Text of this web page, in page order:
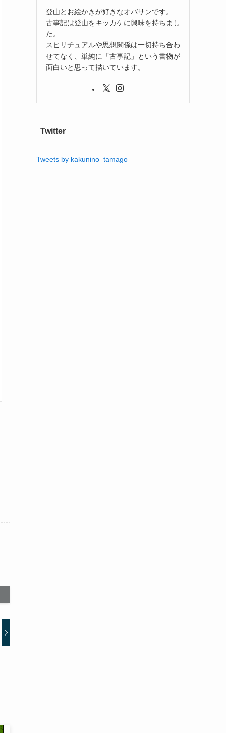
登山とお絵かきが好きなオバサンです。
古事記は登山をキッカケに興味を持ちまし
た。
スピリチュアルや思想関係は一切持ち合わ
せてなく、単純に「古事記」という書物が
面白いと思って描いています。
Twitter
Tweets by kakunino_tamago